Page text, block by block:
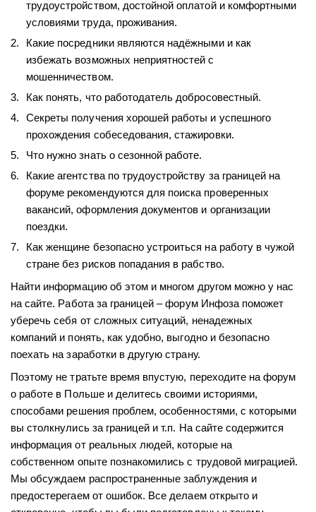
трудоустройством, достойнойоплатой и комфортными
условиями труда, проживания.
Какие посредники являются надёжными и как
избежать возможных неприятностей с
мошенничеством.
Как понять, что работодатель добросовестный.
Секреты получения хорошей работы и успешного
прохождения собеседования, стажировки.
Что нужно знать о сезонной работе.
Какие агентства по трудоустройству за границей на
форуме рекомендуются для поиска проверенных
вакансий, оформления документов и организации
поездки.
Как женщине безопасно устроиться на работу в чужой
стране без рисков попадания в рабство.
Найти информацию об этом и многом другом можно у нас
на сайте. Работа за границей – форум Инфоза поможет
уберечь себя от сложных ситуаций, ненадежных
компаний и понять, как удобно, выгодно и безопасно
поехать на заработки в другую страну.
Поэтому не тратьте время впустую, переходите на форум
о работе в Польше и делитесь своими историями,
способами решения проблем, особенностями, с которыми
вы столкнулись за границей и т.п. На сайте содержится
информация от реальных людей, которые на
собственном опыте познакомились с трудовой миграцией.
Мы обсуждаем распространенные заблуждения и
предостерегаем от ошибок. Все делаем открыто и